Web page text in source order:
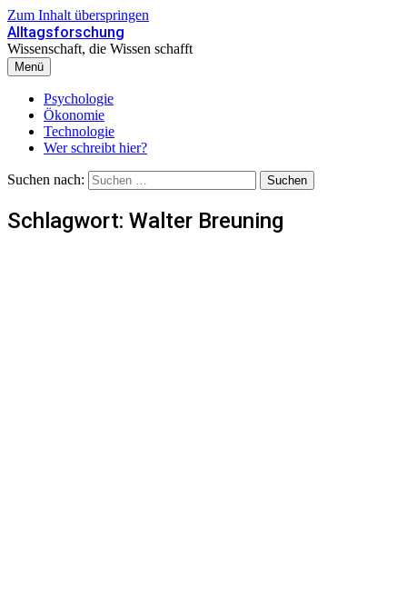
Zum Inhalt überspringen
Alltagsforschung
Wissenschaft, die Wissen schafft
Menü
Psychologie
Ökonomie
Technologie
Wer schreibt hier?
Suchen nach:
Schlagwort: Walter Breuning